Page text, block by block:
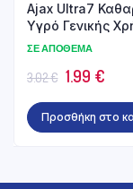
Ajax Ultra7
Υγρό Γενικής
Λεβάντα 1lt
ΣΕ ΑΠΌΘΕΜΑ
3.02€ Original
price
was:
1.99 €Η
Προσθήκη στο